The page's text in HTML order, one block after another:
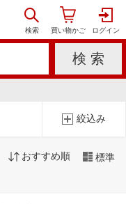
絞込み
おすすめ順 標準